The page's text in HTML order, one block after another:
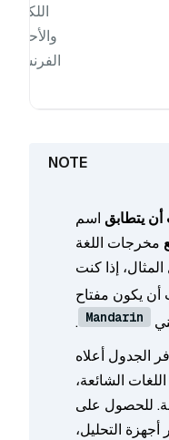
اللكنات
والأحرف
الفرنسية.
يتطابق اسم
مخرجات اللغة
إذا كنت
أن يكون مفتاح
Mandarin
.
الجدول أعلاه
الشائعة،
للحصول على
التحليل،